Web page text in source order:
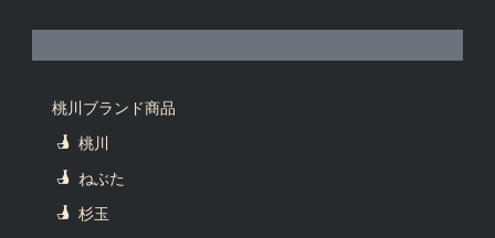
桃川ブランド商品
桃川
ねぶた
杉玉